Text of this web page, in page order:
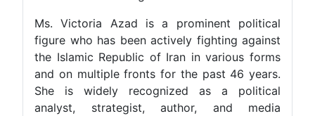
Ms. Victoria Azad is a prominent political
figure who has been actively fighting against
the Islamic Republic of Iran in various forms
and on multiple fronts for the past 46 years.
She is widely recognized as a political
analyst, strategist, author, and media